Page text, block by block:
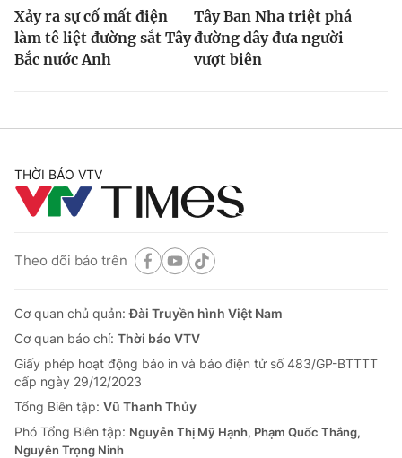
Xảy ra sự cố mất điện
làm tê liệt đường sắt Tây
Bắc nước Anh
Tây Ban Nha triệt phá
đường dây đưa người
vượt biên
THỜI BÁO VTV
Theo dõi báo trên
Cơ quan chủ quản:Đài Truyền hình Việt Nam
Cơ quan báo chí: Thời báo VTV
Giấy phép hoạt động báo in và báo điện tử số 483/GP-BTTTT
cấp ngày 29/12/2023
Tổng Biên tập: Vũ Thanh Thủy
Phó Tổng Biên tập: Nguyễn Thị Mỹ Hạnh, Phạm Quốc Thắng,
Nguyễn Trọng Ninh